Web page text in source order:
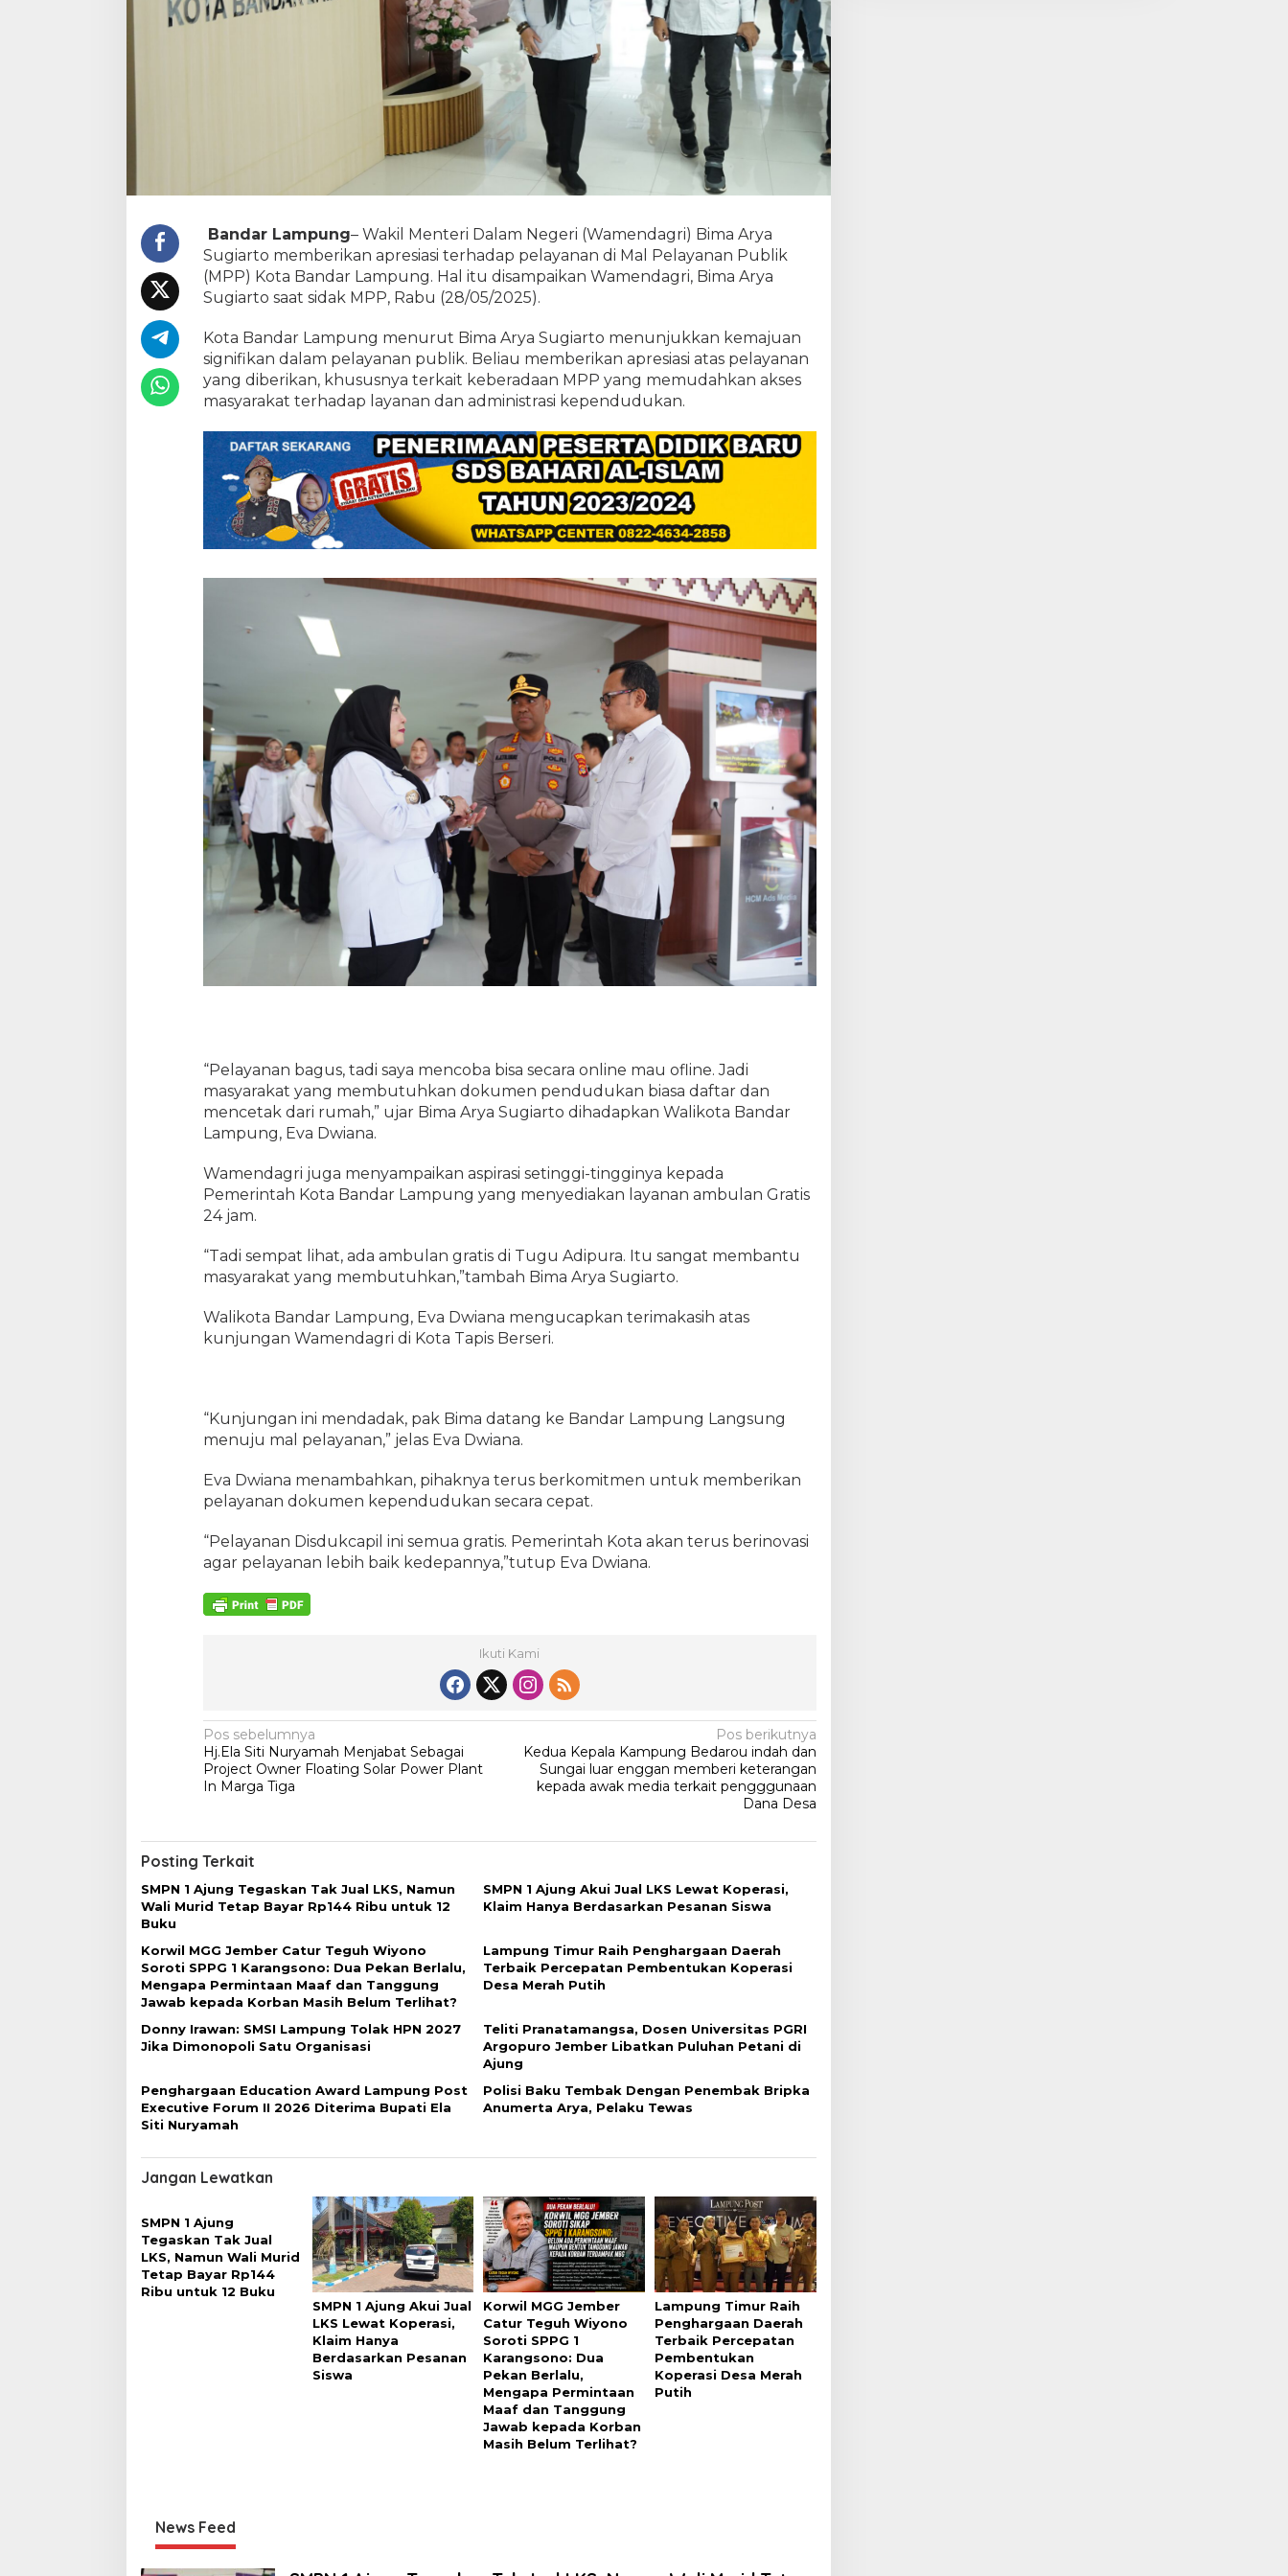
P
K
o
a
B
d
a
L
m
p
u
n
g
Bandar Lampung– Wakil Menteri Dalam Negeri (Wamendagri) Bima Arya
Sugiarto memberikan apresiasi terhadap pelayanan di Mal Pelayanan Publik
(MPP) Kota Bandar Lampung. Hal itu disampaikan Wamendagri, Bima Arya
Sugiarto saat sidak MPP, Rabu (28/05/2025).
Kota Bandar Lampung menurut Bima Arya Sugiarto menunjukkan kemajuan
signifikan dalam pelayanan publik. Beliau memberikan apresiasi atas pelayanan
yang diberikan, khususnya terkait keberadaan MPP yang memudahkan akses
masyarakat terhadap layanan dan administrasi kependudukan.
“Pelayanan bagus, tadi saya mencoba bisa secara online mau ofline. Jadi
masyarakat yang membutuhkan dokumen pendudukan biasa daftar dan
mencetak dari rumah,” ujar Bima Arya Sugiarto dihadapkan Walikota Bandar
Lampung, Eva Dwiana.
Wamendagri juga menyampaikan aspirasi setinggi-tingginya kepada
Pemerintah Kota Bandar Lampung yang menyediakan layanan ambulan Gratis
24 jam.
“Tadi sempat lihat, ada ambulan gratis di Tugu Adipura. Itu sangat membantu
masyarakat yang membutuhkan,”tambah Bima Arya Sugiarto.
Walikota Bandar Lampung, Eva Dwiana mengucapkan terimakasih atas
kunjungan Wamendagri di Kota Tapis Berseri.
“Kunjungan ini mendadak, pak Bima datang ke Bandar Lampung Langsung
menuju mal pelayanan,” jelas Eva Dwiana.
Eva Dwiana menambahkan, pihaknya terus berkomitmen untuk memberikan
pelayanan dokumen kependudukan secara cepat.
“Pelayanan Disdukcapil ini semua gratis. Pemerintah Kota akan terus berinovasi
agar pelayanan lebih baik kedepannya,”tutup Eva Dwiana.
Ikuti Kami
N
a
v
g
a
s
p
o
s
Pos sebelumnya
Hj.Ela Siti Nuryamah Menjabat Sebagai
Project Owner Floating Solar Power Plant
In Marga Tiga
Pos berikutnya
Kedua Kepala Kampung Bedarou indah dan
Sungai luar enggan memberi keterangan
kepada awak media terkait pengggunaan
Dana Desa
Posting Terkait
SMPN 1 Ajung Tegaskan Tak Jual LKS, Namun
Wali Murid Tetap Bayar Rp144 Ribu untuk 12
Buku
SMPN 1 Ajung Akui Jual LKS Lewat Koperasi,
Klaim Hanya Berdasarkan Pesanan Siswa
Korwil MGG Jember Catur Teguh Wiyono
Soroti SPPG 1 Karangsono: Dua Pekan Berlalu,
Mengapa Permintaan Maaf dan Tanggung
Jawab kepada Korban Masih Belum Terlihat?
Lampung Timur Raih Penghargaan Daerah
Terbaik Percepatan Pembentukan Koperasi
Desa Merah Putih
Donny Irawan: SMSI Lampung Tolak HPN 2027
Jika Dimonopoli Satu Organisasi
Teliti Pranatamangsa, Dosen Universitas PGRI
Argopuro Jember Libatkan Puluhan Petani di
Ajung
Penghargaan Education Award Lampung Post
Executive Forum II 2026 Diterima Bupati Ela
Siti Nuryamah
Polisi Baku Tembak Dengan Penembak Bripka
Anumerta Arya, Pelaku Tewas
Jangan Lewatkan
SMPN 1 Ajung
Tegaskan Tak Jual
LKS, Namun Wali Murid
Tetap Bayar Rp144
Ribu untuk 12 Buku
SMPN 1 Ajung Akui Jual
LKS Lewat Koperasi,
Klaim Hanya
Berdasarkan Pesanan
Siswa
Korwil MGG Jember
Catur Teguh Wiyono
Soroti SPPG 1
Karangsono: Dua
Pekan Berlalu,
Mengapa Permintaan
Maaf dan Tanggung
Jawab kepada Korban
Masih Belum Terlihat?
Lampung Timur Raih
Penghargaan Daerah
Terbaik Percepatan
Pembentukan
Koperasi Desa Merah
Putih
News Feed